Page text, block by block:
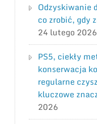
Odzyskiwanie
co zrobić, gdy
24 lutego 2026
PS5, ciekły
konserwacja
regularne
kluczowe
2026